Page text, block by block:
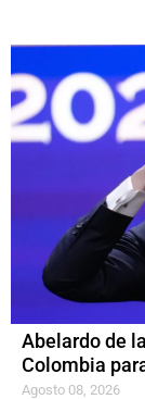
Abelardo de
Colombia
Agosto 08, 2026